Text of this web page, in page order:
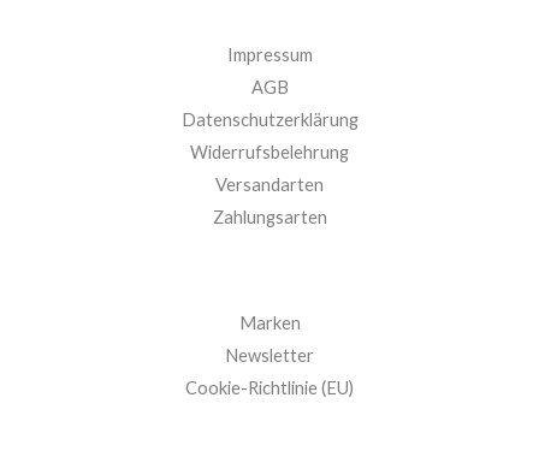
Impressum
AGB
Datenschutzerklärung
Widerrufsbelehrung
Versandarten
Zahlungsarten
Marken
Newsletter
Cookie-Richtlinie (EU)